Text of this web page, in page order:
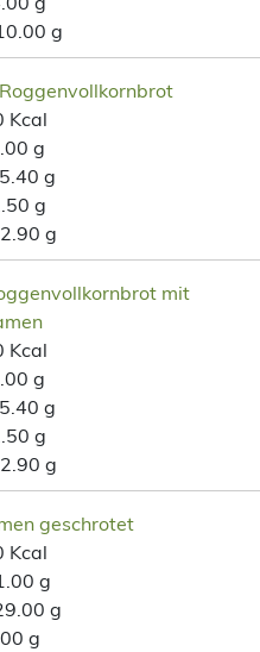
g
Kcal
g
5.40 g
g
2.90 g
mit
Kcal
g
5.40 g
g
2.90 g
geschrotet
Kcal
g
g
g